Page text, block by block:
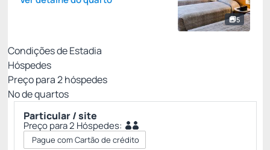
5
Condições de Estadia
Hóspedes
Preço para2hóspedes
Nº de quartos
Particular / site
Preço para 2 Hóspedes:
Pague com Cartão de crédito